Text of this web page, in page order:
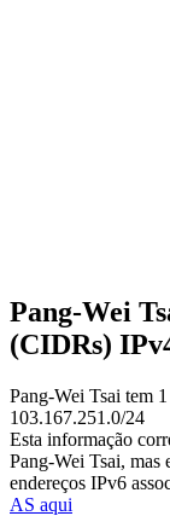
Pang-Wei
(CIDRs)
Pang-Wei Tsai tem 1
103.167.251.0/24
Esta informação
Pang-Wei Tsai, mas
endereços IPv6
AS aqui